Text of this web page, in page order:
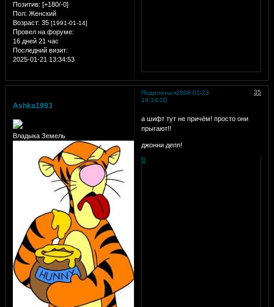
Позитив: [+180/-0]
Пол: Женский
Возраст: 35 [1991-01-14]
Провел на форуме:
16 дней 21 час
Последний визит:
2025-01-21 13:34:53
Поделиться 35
2008-01-23
19:14:20
Ashka1993
Владыка Земель
а шифт тут не причём! просто они
прыгают!!
джонни депп!
0